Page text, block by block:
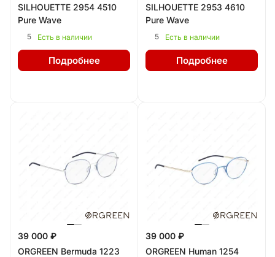
SILHOUETTE 2954 4510
Pure Wave
5 Есть в наличии
Подробнее
SILHOUETTE 2953 4610
Pure Wave
5 Есть в наличии
Подробнее
39 000 ₽
ORGREEN Bermuda 1223
39 000 ₽
ORGREEN Human 1254